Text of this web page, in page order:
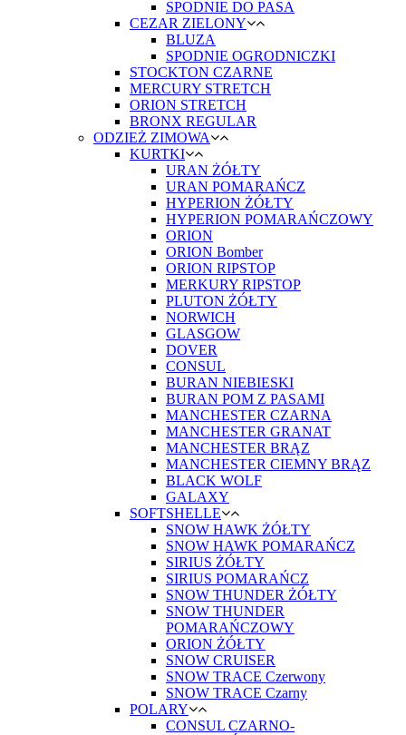
SPODNIE DO PASA
CEZAR ZIELONY
BLUZA
SPODNIE OGRODNICZKI
STOCKTON CZARNE
MERCURY STRETCH
ORION STRETCH
BRONX REGULAR
ODZIEŻ ZIMOWA
KURTKI
URAN ŻÓŁTY
URAN POMARAŃCZ
HYPERION ŻÓŁTY
HYPERION POMARAŃCZOWY
ORION
ORION Bomber
ORION RIPSTOP
MERKURY RIPSTOP
PLUTON ŻÓŁTY
NORWICH
GLASGOW
DOVER
CONSUL
BURAN NIEBIESKI
BURAN POM Z PASAMI
MANCHESTER CZARNA
MANCHESTER GRANAT
MANCHESTER BRĄZ
MANCHESTER CIEMNY BRĄZ
BLACK WOLF
GALAXY
SOFTSHELLE
SNOW HAWK ŻÓŁTY
SNOW HAWK POMARAŃCZ
SIRIUS ŻÓŁTY
SIRIUS POMARAŃCZ
SNOW THUNDER ŻÓŁTY
SNOW THUNDER
POMARAŃCZOWY
ORION ŻÓŁTY
SNOW CRUISER
SNOW TRACE Czerwony
SNOW TRACE Czarny
POLARY
CONSUL CZARNO-